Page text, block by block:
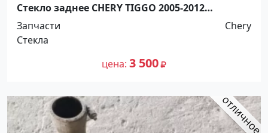
Стекло заднее CHERY TIGGO 2005-2012
Краснодар
Запчасти
Chery
Стекла
цена 3 500